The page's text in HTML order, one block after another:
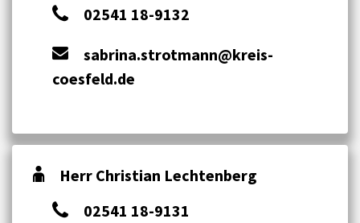
02541 18-9132
sabrina.strotmann@kreis-
coesfeld.de
Herr Christian Lechtenberg
02541 18-9131